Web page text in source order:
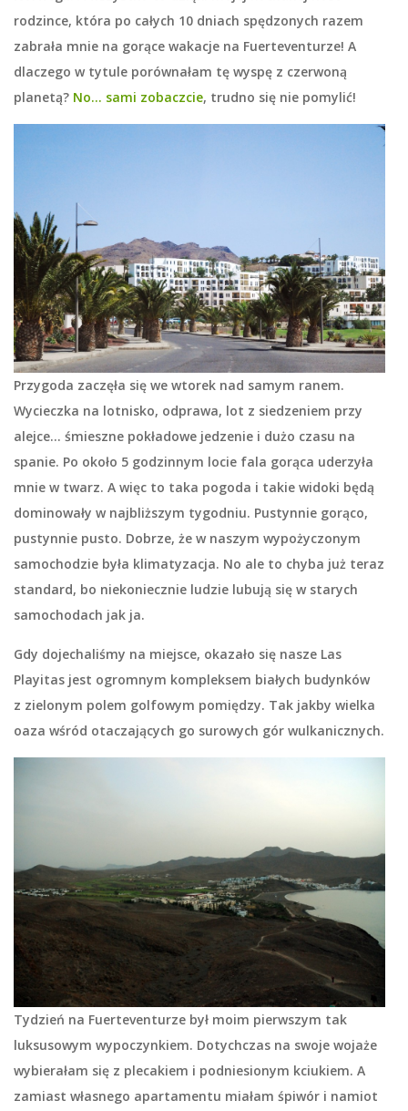
rodzince, która po całych 10 dniach spędzonych razem
zabrała mnie na gorące wakacje na Fuerteventurze! A
dlaczego w tytule porównałam tę wyspę z czerwoną
planetą? No… sami zobaczcie, trudno się nie pomylić!
Przygoda zaczęła się we wtorek nad samym ranem.
Wycieczka na lotnisko, odprawa, lot z siedzeniem przy
alejce… śmieszne pokładowe jedzenie i dużo czasu na
spanie. Po około 5 godzinnym locie fala gorąca uderzyła
mnie w twarz. A więc to taka pogoda i takie widoki będą
dominowały w najbliższym tygodniu. Pustynnie gorąco,
pustynnie pusto. Dobrze, że w naszym wypożyczonym
samochodzie była klimatyzacja. No ale to chyba już teraz
standard, bo niekoniecznie ludzie lubują się w starych
samochodach jak ja.
Gdy dojechaliśmy na miejsce, okazało się nasze Las
Playitas jest ogromnym kompleksem białych budynków
z zielonym polem golfowym pomiędzy. Tak jakby wielka
oaza wśród otaczających go surowych gór wulkanicznych.
Tydzień na Fuerteventurze był moim pierwszym tak
luksusowym wypoczynkiem. Dotychczas na swoje wojaże
wybierałam się z plecakiem i podniesionym kciukiem. A
zamiast własnego apartamentu miałam śpiwór i namiot